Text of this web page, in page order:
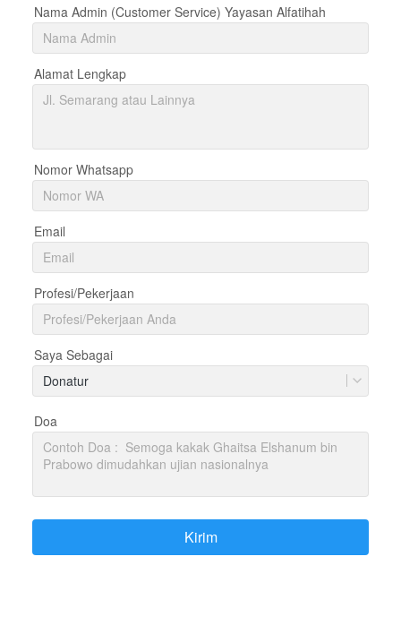
Nama Admin (Customer Service) Yayasan Alfatihah
Alamat Lengkap
Nomor Whatsapp
Email
Profesi/Pekerjaan
Saya Sebagai
Donatur
Doa
`Kirim